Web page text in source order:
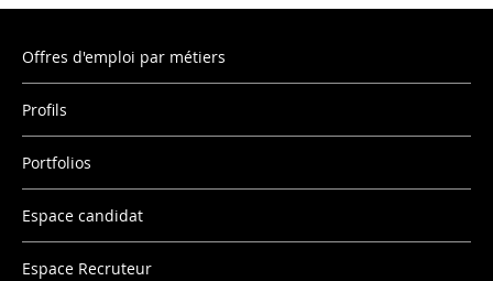
Offres d'emploi par métiers
Profils
Portfolios
Espace candidat
Espace Recruteur